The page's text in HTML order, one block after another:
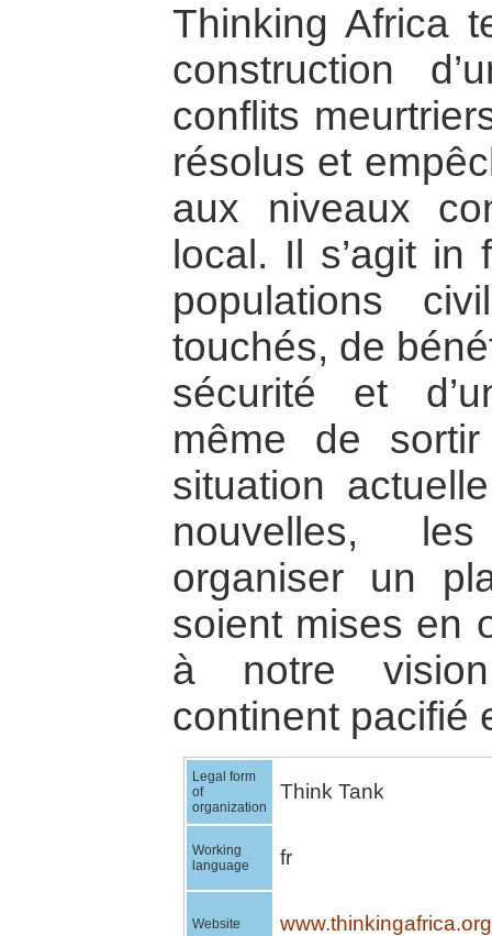
Thinking Africa
construction
conflits
résolus et
aux niveaux
local. Il s’agit
populations
touchés, de
sécurité et
même de
situation
nouvelles,
organiser un
soient mises en
à notre vision
continent pacifié
Legal form
of
organization
Think Tank
Working
language
fr
Website www.thinkingafrica.org